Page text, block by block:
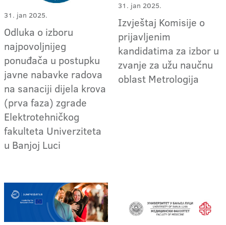
31. jan 2025.
Odluka o izboru
najpovoljnijeg
ponuđača u postupku
javne nabavke radova
na sanaciji dijela krova
(prva faza) zgrade
Elektrotehničkog
fakulteta Univerziteta
u Banjoj Luci
31. jan 2025.
Izvještaj Komisije o
prijavljenim
kandidatima za izbor u
zvanje za užu naučnu
oblast Metrologija